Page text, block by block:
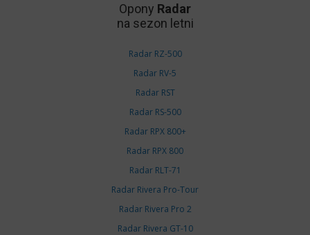
Opony Radar
na sezon letni
Radar RZ-500
Radar RV-5
Radar RST
Radar RS-500
Radar RPX 800+
Radar RPX 800
Radar RLT-71
Radar Rivera Pro-Tour
Radar Rivera Pro 2
Radar Rivera GT-10